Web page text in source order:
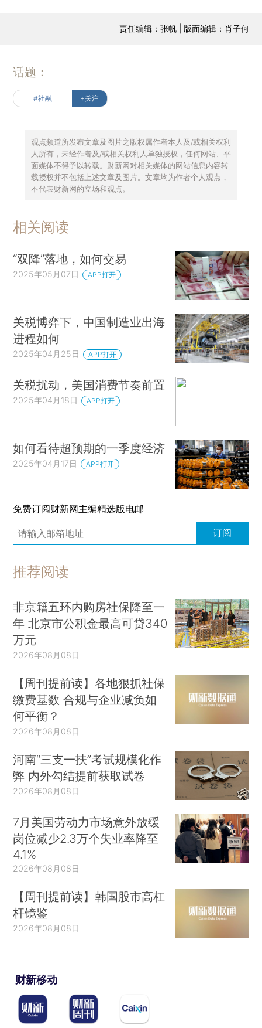
责任编辑：张帆 | 版面编辑：肖子何
话题：
#社融 +关注
观点频道所发布文章及图片之版权属作者本人及/或相关权利
人所有，未经作者及/或相关权利人单独授权，任何网站、平
面媒体不得予以转载。财新网对相关媒体的网站信息内容转
载授权并不包括上述文章及图片。文章均为作者个人观点，
不代表财新网的立场和观点。
相关阅读
“双降”落地，如何交易
2025年05月07日 APP打开
关税博弈下，中国制造业出海
进程如何
2025年04月25日 APP打开
关税扰动，美国消费节奏前置
2025年04月18日 APP打开
如何看待超预期的一季度经济
2025年04月17日 APP打开
免费订阅财新网主编精选版电邮
订阅
推荐阅读
非京籍五环内购房社保降至一
年 北京市公积金最高可贷340
万元
2026年08月08日
【周刊提前读】各地狠抓社保
缴费基数 合规与企业减负如
何平衡？
2026年08月08日
河南“三支一扶”考试规模化作
弊 内外勾结提前获取试卷
2026年08月08日
7月美国劳动力市场意外放缓
岗位减少2.3万个失业率降至
4.1%
2026年08月08日
【周刊提前读】韩国股市高杠
杆镜鉴
2026年08月08日
财新移动